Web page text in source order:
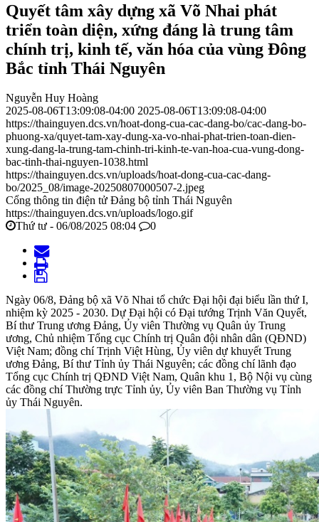
Quyết tâm xây dựng xã Võ Nhai phát
triển toàn diện, xứng đáng là trung tâm
chính trị, kinh tế, văn hóa của vùng Đông
Bắc tỉnh Thái Nguyên
Nguyễn Huy Hoàng
2025-08-06T13:09:08-04:00 2025-08-06T13:09:08-04:00
https://thainguyen.dcs.vn/hoat-dong-cua-cac-dang-bo/cac-dang-bo-
phuong-xa/quyet-tam-xay-dung-xa-vo-nhai-phat-trien-toan-dien-
xung-dang-la-trung-tam-chinh-tri-kinh-te-van-hoa-cua-vung-dong-
bac-tinh-thai-nguyen-1038.html
https://thainguyen.dcs.vn/uploads/hoat-dong-cua-cac-dang-
bo/2025_08/image-20250807000507-2.jpeg
Cổng thông tin điện tử Đảng bộ tỉnh Thái Nguyên
https://thainguyen.dcs.vn/uploads/logo.gif
Thứ tư - 06/08/2025 08:04
0
Ngày 06/8, Đảng bộ xã Võ Nhai tổ chức Đại hội đại biểu lần thứ I,
nhiệm kỳ 2025 - 2030. Dự Đại hội có Đại tướng Trịnh Văn Quyết,
Bí thư Trung ương Đảng, Ủy viên Thường vụ Quân ủy Trung
ương, Chủ nhiệm Tổng cục Chính trị Quân đội nhân dân (QĐND)
Việt Nam; đồng chí Trịnh Việt Hùng, Ủy viên dự khuyết Trung
ương Đảng, Bí thư Tỉnh ủy Thái Nguyên; các đồng chí lãnh đạo
Tổng cục Chính trị QĐND Việt Nam, Quân khu 1, Bộ Nội vụ cùng
các đồng chí Thường trực Tỉnh ủy, Ủy viên Ban Thường vụ Tỉnh
ủy Thái Nguyên.